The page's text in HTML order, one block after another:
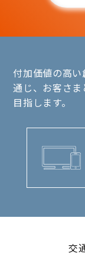
付加価値の高
通じ、お客さ
目指します。
交